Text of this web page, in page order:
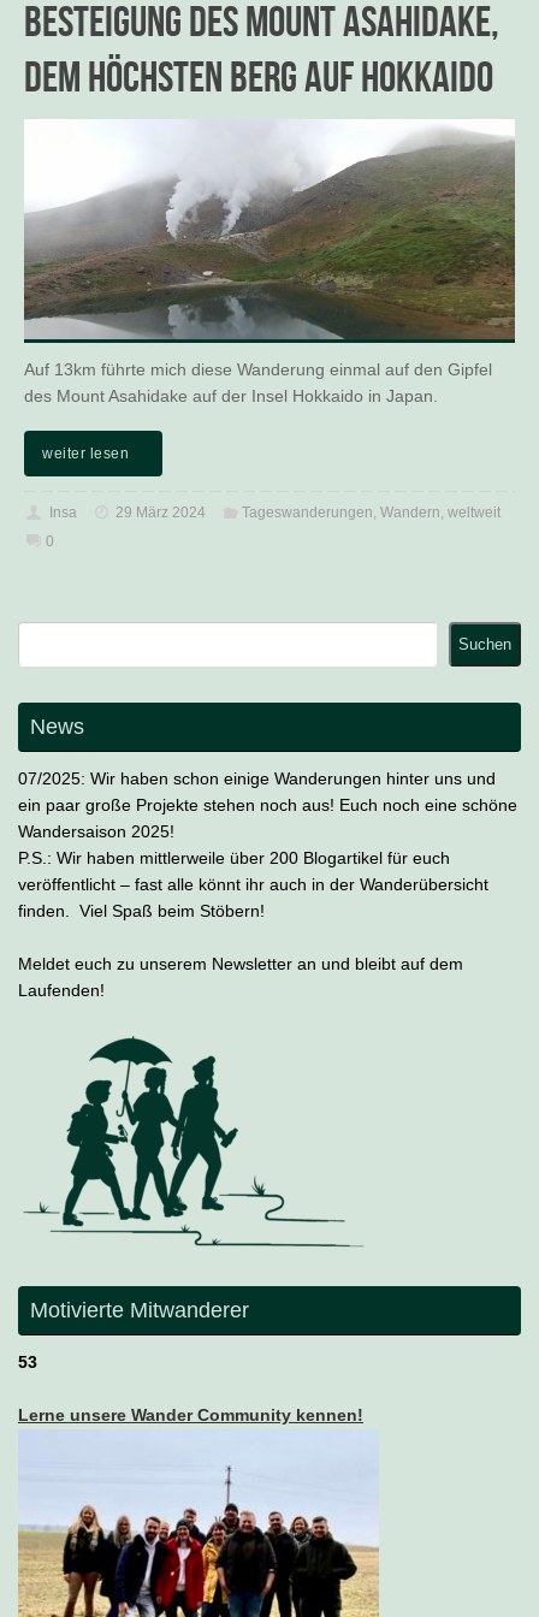
Besteigung des Mount Asahidake,
dem höchsten Berg auf Hokkaido
Auf 13km führte mich diese Wanderung einmal auf den Gipfel
des Mount Asahidake auf der Insel Hokkaido in Japan.
weiter lesen
Insa 29 März 2024 Tageswanderungen Wandern weltweit
0
Suchen
News
07/2025: Wir haben schon einige Wanderungen hinter uns und
ein paar große Projekte stehen noch aus! Euch noch eine schöne
Wandersaison 2025!
P.S.: Wir haben mittlerweile über 200 Blogartikel für euch
veröffentlicht – fast alle könnt ihr auch in der Wanderübersicht
finden. Viel Spaß beim Stöbern!
Meldet euch zu unserem Newsletter an und bleibt auf dem
Laufenden!
Motivierte Mitwanderer
53
Lerne unsere Wander Community kennen!